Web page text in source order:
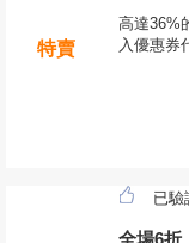
特賣
高達36%
入優惠券
已驗
全場6折